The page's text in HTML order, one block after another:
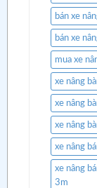
bán xe
bán xe
mua xe
xe nâng
xe nâng
xe nâng
xe nâng
xe nâng
3m